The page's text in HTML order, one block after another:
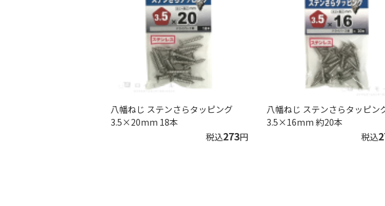
八幡ねじ ステンさらタッピング
3.5×20mm 18本
税込273円
八幡ねじ ステンさらタッピン
3.5×16mm 約20本
税込